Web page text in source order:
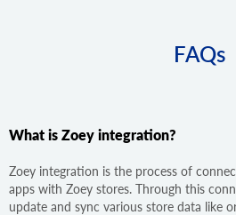
FAQs
What is Zoey integration?
Zoey integration is the process of
apps with Zoey stores. Through this
update and sync various store data like